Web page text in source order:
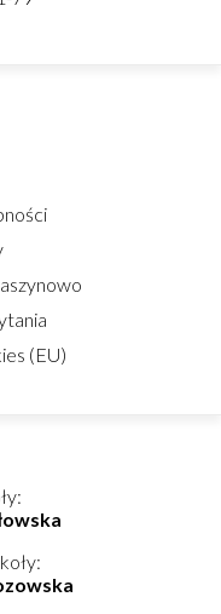
(EU)